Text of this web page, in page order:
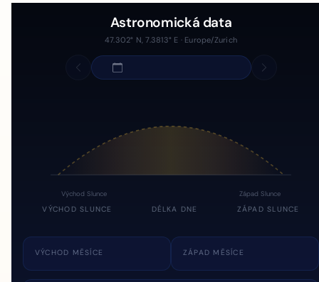
Astronomická data
47.302° N, 7.3813° E · Europe/Zurich
Východ Slunce Západ Slunce
VÝCHOD SLUNCE DÉLKA DNE ZÁPAD SLUNCE
VÝCHOD MĚSÍCE ZÁPAD MĚSÍCE